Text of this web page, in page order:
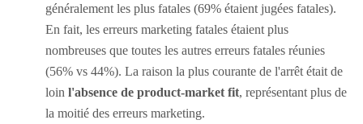
généralement les plus fatales (69% étaient jugées fatales).
En fait, les erreurs marketing fatales étaient plus
nombreuses que toutes les autres erreurs fatales réunies
(56% vs 44%). La raison la plus courante de l'arrêt était de
loin l'absence de product-market fit, représentant plus de
la moitié des erreurs marketing.